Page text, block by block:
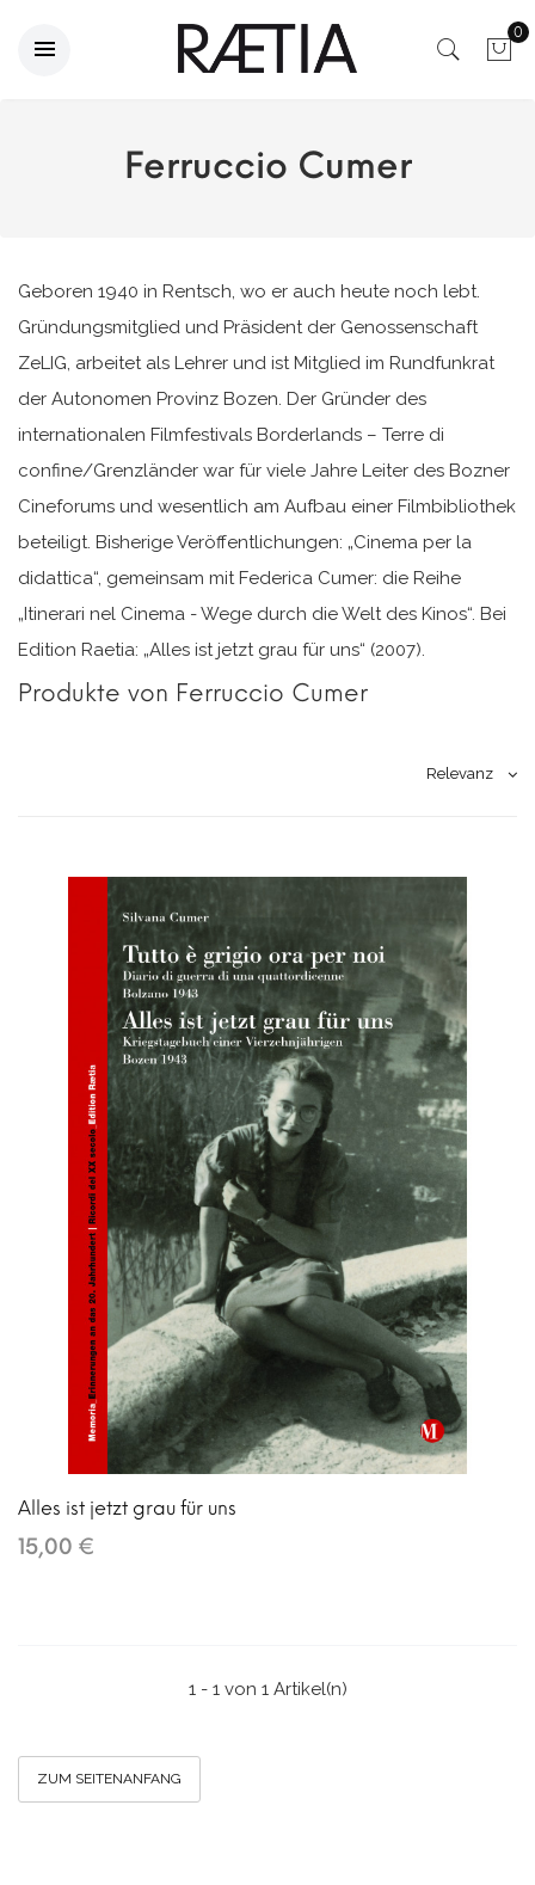
0
Ferruccio Cumer
Geboren 1940 in Rentsch, wo er auch heute noch lebt.
Gründungsmitglied und Präsident der Genossenschaft
ZeLIG, arbeitet als Lehrer und ist Mitglied im Rundfunkrat
der Autonomen Provinz Bozen. Der Gründer des
internationalen Filmfestivals Borderlands – Terre di
confine/Grenzländer war für viele Jahre Leiter des Bozner
Cineforums und wesentlich am Aufbau einer Filmbibliothek
beteiligt. Bisherige Veröffentlichungen: „Cinema per la
didattica“, gemeinsam mit Federica Cumer: die Reihe
„Itinerari nel Cinema - Wege durch die Welt des Kinos“. Bei
Edition Raetia: „Alles ist jetzt grau für uns“ (2007).
Produkte von Ferruccio Cumer
Relevanz
Alles ist jetzt grau für uns
15,00 €
1 - 1 von 1 Artikel(n)
ZUM SEITENANFANG